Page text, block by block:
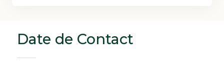
Date de Contact